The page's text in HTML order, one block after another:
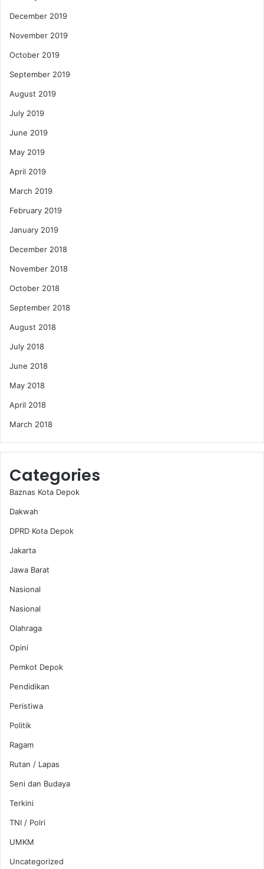
December 2019
November 2019
October 2019
September 2019
August 2019
July 2019
June 2019
May 2019
April 2019
March 2019
February 2019
January 2019
December 2018
November 2018
October 2018
September 2018
August 2018
July 2018
June 2018
May 2018
April 2018
March 2018
Categories
Baznas Kota Depok
Dakwah
DPRD Kota Depok
Jakarta
Jawa Barat
Nasional
Nasional
Olahraga
Opini
Pemkot Depok
Pendidikan
Peristiwa
Politik
Ragam
Rutan / Lapas
Seni dan Budaya
Terkini
TNI / Polri
UMKM
Uncategorized